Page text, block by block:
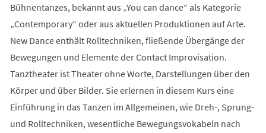
Bühnentanzes, bekannt aus „You can dance“ als Kategorie
„Contemporary“ oder aus aktuellen Produktionen auf Arte.
New Dance enthält Rolltechniken, fließende Übergänge der
Bewegungen und Elemente der Contact Improvisation.
Tanztheater ist Theater ohne Worte, Darstellungen über den
Körper und über Bilder. Sie erlernen in diesem Kurs eine
Einführung in das Tanzen im Allgemeinen, wie Dreh-, Sprung-
und Rolltechniken, wesentliche Bewegungsvokabeln nach